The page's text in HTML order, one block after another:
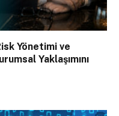
Yönetimi ve
Yaklaşımını